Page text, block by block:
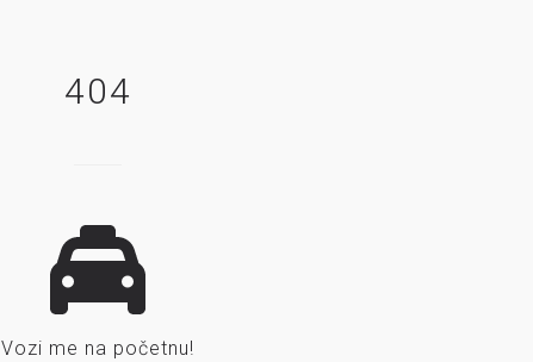
404
Vozi me na početnu!